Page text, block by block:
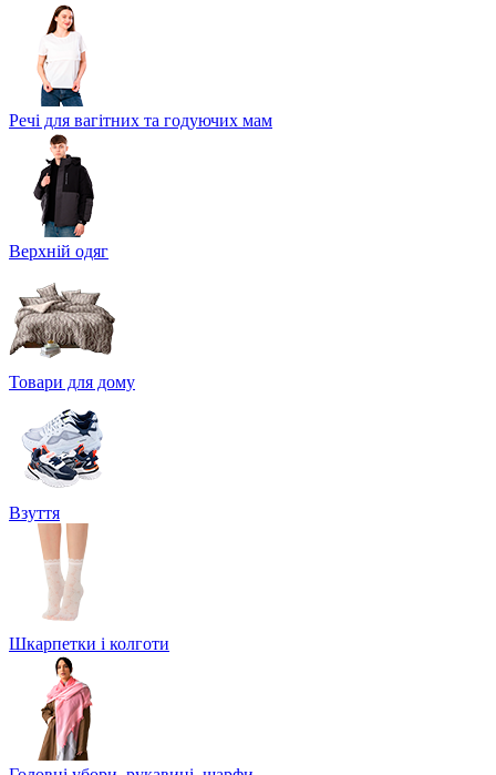
Речі для вагітних та годуючих мам
Верхній одяг
Товари для дому
Взуття
Шкарпетки і колготи